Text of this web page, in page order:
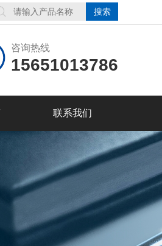
咨询热线
15651013786
联系我们